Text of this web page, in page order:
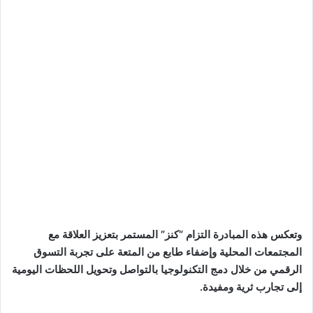
وتعكس هذه المبادرة التزام “كنز” المستمر بتعزيز العلاقة مع
المجتمعات المحلية وإضفاء طابع من المتعة على تجربة التسوق
الرقمي من خلال دمج التكنولوجيا بالتواصل وتحويل اللحظات اليومية
إلى تجارب ثرية ومفيدة.